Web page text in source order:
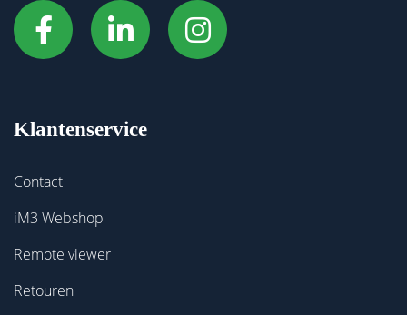
Klantenservice
Contact
iM3 Webshop
Remote viewer
Retouren